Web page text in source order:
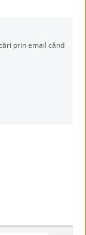
prin email când